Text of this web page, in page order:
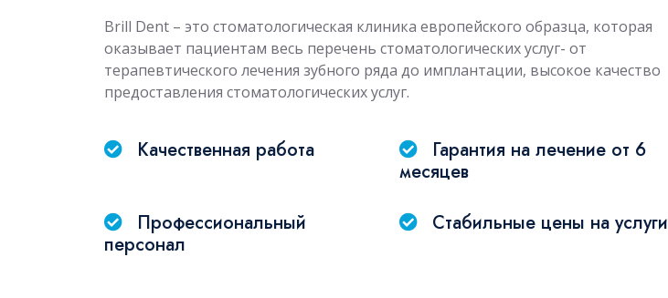
Brill Dent – это стоматологическая клиника европейского образца, которая
оказывает пациентам весь перечень стоматологических услуг- от
терапевтического лечения зубного ряда до имплантации, высокое качество
предоставления стоматологических услуг.
Качественная работа
Гарантия на лечение от 6
месяцев
Профессиональный
персонал
Стабильные цены на услуги